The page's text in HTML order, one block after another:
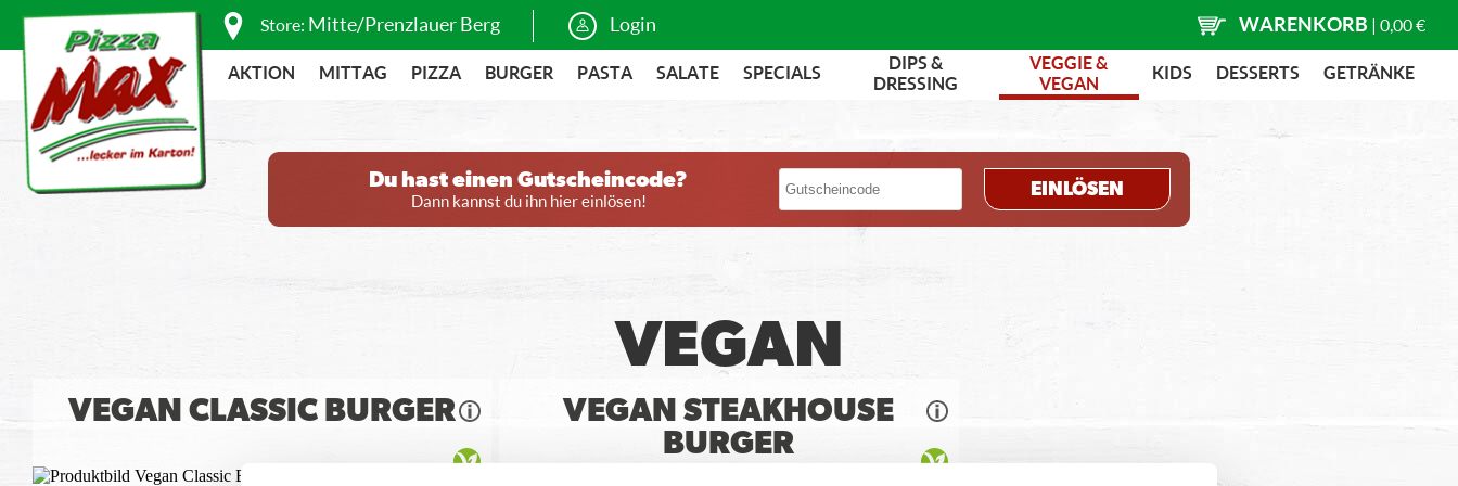
Store: Mitte/Prenzlauer Berg Login WARENKORB | 0,00 €
AKTION MITTAG PIZZA BURGER PASTA SALATE SPECIALS
DIPS &
DRESSING
VEGGIE &
VEGAN
KIDS DESSERTS GETRÄNKE
Du hast einen Gutscheincode?
Dann kannst du ihn hier einlösen!
EINLÖSEN
VEGAN
VEGAN CLASSIC BURGER
VEGAN STEAKHOUSE
BURGER